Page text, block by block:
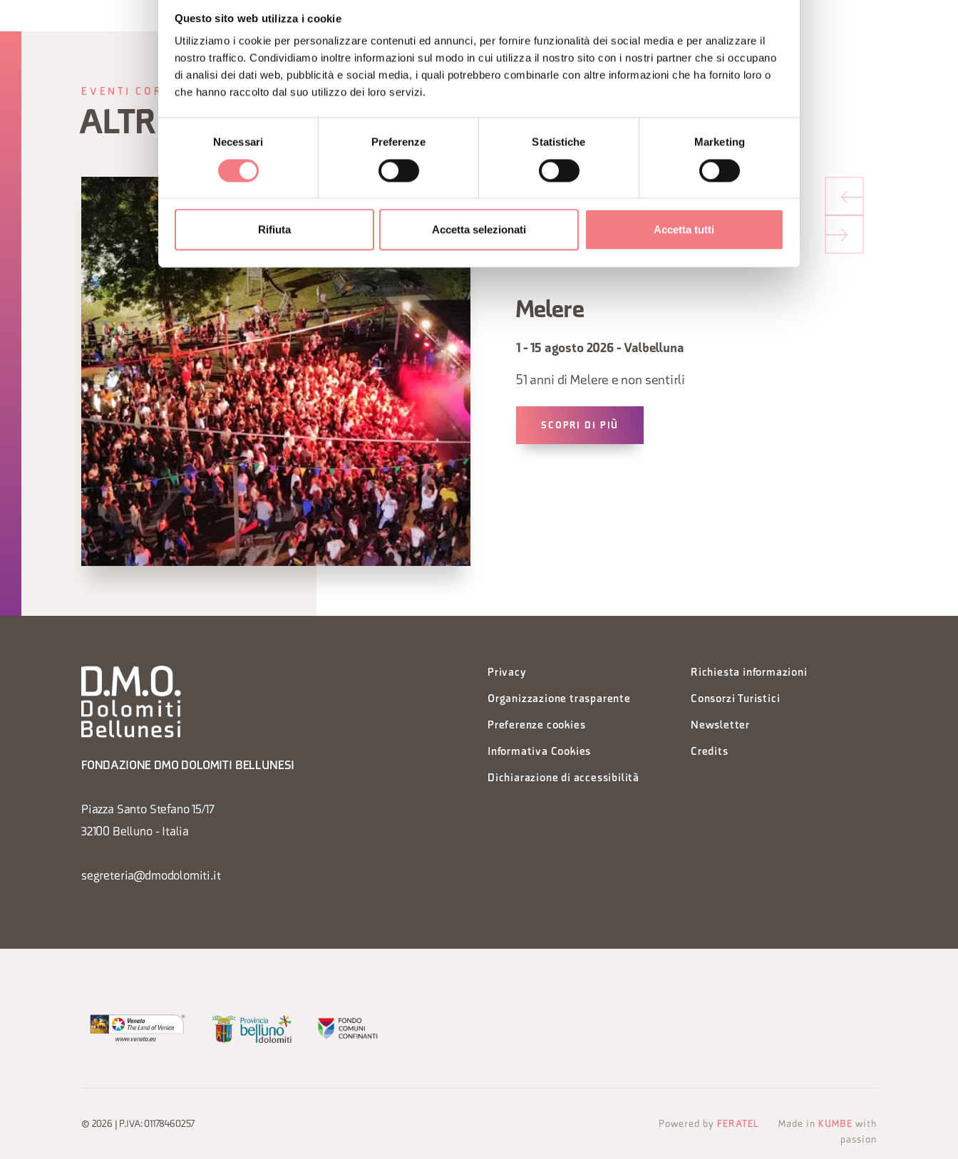
Questo sito web utilizza i cookie
Utilizziamo i cookie per personalizzare contenuti ed annunci, per fornire funzionalità dei social media e per analizzare il
nostro traffico. Condividiamo inoltre informazioni sul modo in cui utilizza il nostro sito con i nostri partner che si occupano
di analisi dei dati web, pubblicità e social media, i quali potrebbero combinarle con altre informazioni che ha fornito loro o
che hanno raccolto dal suo utilizzo dei loro servizi.
Necessari Preferenze Statistiche Marketing
Rifiuta Accetta selezionati Accetta tutti
EVENTI CORRELATI
ALTRI EVENTI
Melere
1 - 15 agosto 2026 - Valbelluna
51 anni di Melere e non sentirli
SCOPRI DI PIÙ
FONDAZIONE DMO DOLOMITI BELLUNESI
Piazza Santo Stefano 15/17
32100 Belluno - Italia
segreteria@dmodolomiti.it
Privacy
Organizzazione trasparente
Preferenze cookies
Informativa Cookies
Dichiarazione di accessibilità
Richiesta informazioni
Consorzi Turistici
Newsletter
Credits
© 2026 | P.IVA: 01178460257 Powered by FERATEL Made in KUMBE with
passion